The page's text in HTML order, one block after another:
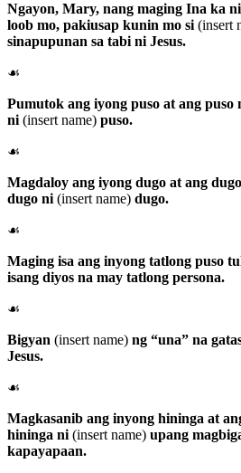
Ngayon, Mary, nang maging Ina ka
loob mo, pakiusap kunin mo si (insert
sinapupunan sa tabi ni Jesus.
☙
Pumutok ang iyong puso at ang puso
ni (insert name) puso.
☙
Magdaloy ang iyong dugo at ang
dugo ni (insert name) dugo.
☙
Maging isa ang inyong tatlong puso
isang diyos na may tatlong persona.
☙
Bigyan (insert name) ng “una” na
Jesus.
☙
Magkasanib ang inyong hininga at
hininga ni (insert name) upang
kapayapaan.